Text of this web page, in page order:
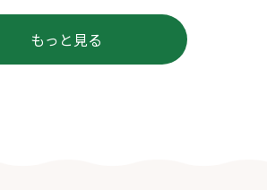
もっと見る